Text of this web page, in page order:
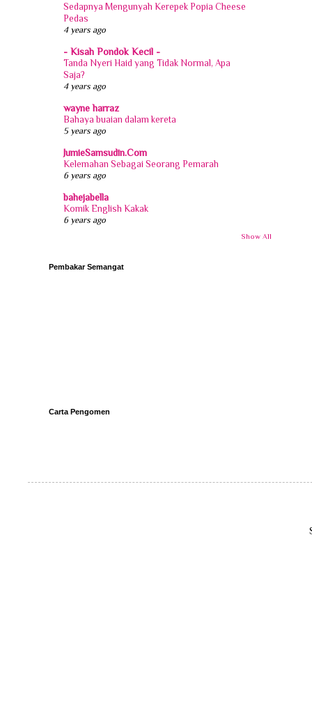
Sedapnya Mengunyah Kerepek Popia Cheese
Pedas
4 years ago
- Kisah Pondok Kecil -
Tanda Nyeri Haid yang Tidak Normal, Apa
Saja?
4 years ago
wayne harraz
Bahaya buaian dalam kereta
5 years ago
JumieSamsudin.Com
Kelemahan Sebagai Seorang Pemarah
6 years ago
bahejabella
Komik English Kakak
6 years ago
Show All
Pembakar Semangat
Carta Pengomen